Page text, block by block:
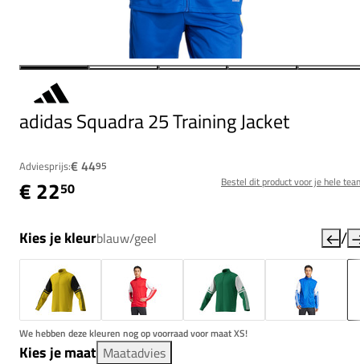
adidas Squadra 25 Training Jacket
Adviesprijs:€ 4495
€ 2250 Bestel dit product voor je hele
Kies je kleurblauw/geel /
We hebben deze kleuren nog op voorraad voor maat XS!
Kies je maat Maatadvies